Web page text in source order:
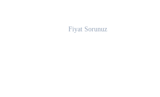
Fiyat Sorunuz